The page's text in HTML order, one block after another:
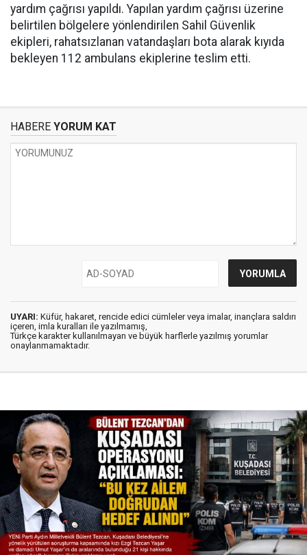
yardım çağrısı yapıldı. Yapılan yardım çağrısı üzerine
belirtilen bölgelere yönlendirilen Sahil Güvenlik
ekipleri, rahatsızlanan vatandaşları bota alarak kıyıda
bekleyen 112 ambulans ekiplerine teslim etti.
HABERE YORUM KAT
UYARI: Küfür, hakaret, rencide edici cümleler veya imalar, inançlara saldırı
içeren, imla kuralları ile yazılmamış,
Türkçe karakter kullanılmayan ve büyük harflerle yazılmış yorumlar
onaylanmamaktadır.